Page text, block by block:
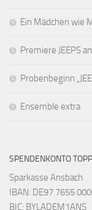
Ein Mädchen wie
Premiere JEEPS
Probenbeginn
Ensemble extra
SPENDENKONTO
Sparkasse Ansbach
IBAN: DE97 7655
BIC: BYLADEM1ANS